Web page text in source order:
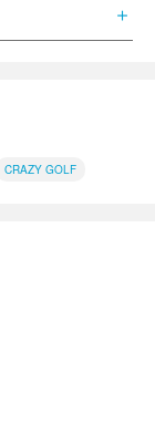
CRAZY GOLF